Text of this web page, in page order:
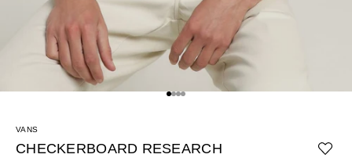
Ir al artículo 1
Ir al artículo 2
Ir al artículo 3
Ir al artículo 4
VANS
CHECKERBOARD RESEARCH